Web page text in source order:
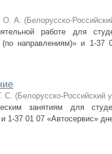
О. А. (Белорусско-
работе для
(по направлениям)» и 1-
С. (Белорусско-Российский
занятиям для
1-37 01 07 «Автосервис»